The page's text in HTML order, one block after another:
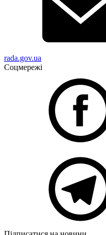
rada.gov.ua
Соцмережі